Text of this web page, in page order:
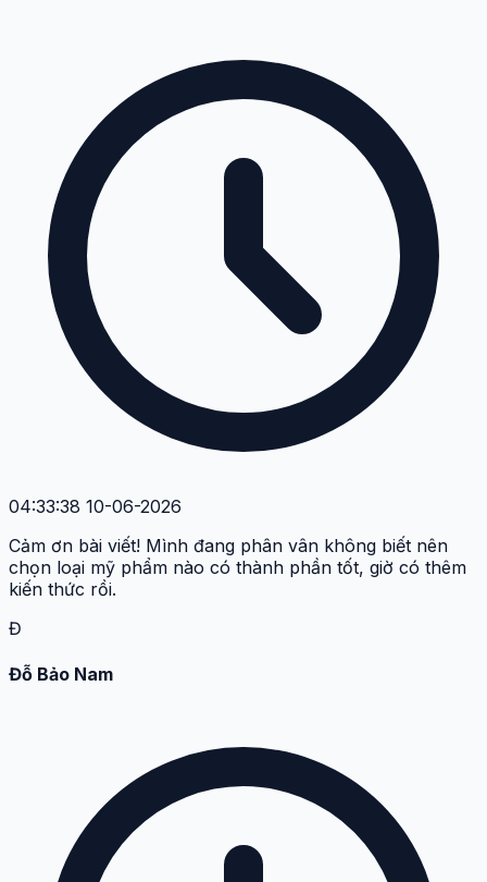
04:33:38 10-06-2026
Cảm ơn bài viết! Mình đang phân vân không biết nên
chọn loại mỹ phẩm nào có thành phần tốt, giờ có thêm
kiến thức rồi.
Đ
Đỗ Bảo Nam